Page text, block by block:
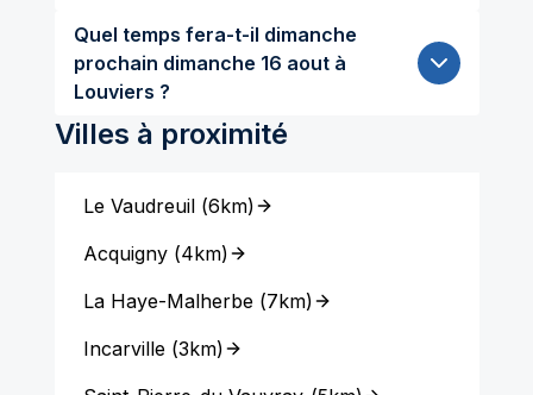
Quel temps fera-t-il dimanche
prochain dimanche 16 aout à
Louviers ?
Villes à proximité
Le Vaudreuil(6km)
Acquigny(4km)
La Haye-Malherbe(7km)
Incarville(3km)